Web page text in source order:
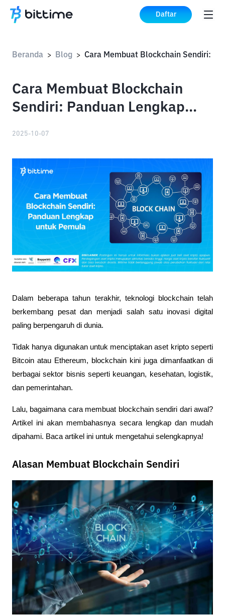
Daftar
Beranda > Blog >
Cara Membuat Blockchain
Sendiri: Panduan Lengkap
2025-10-07
Dalam beberapa tahun terakhir, teknologi blockchain telah
berkembang pesat dan menjadi salah satu inovasi digital
paling berpengaruh di dunia.
Tidak hanya digunakan untuk menciptakan aset kripto seperti
Bitcoin atau Ethereum, blockchain kini juga dimanfaatkan di
berbagai sektor bisnis seperti keuangan, kesehatan, logistik,
dan pemerintahan.
Lalu, bagaimana cara membuat blockchain sendiri dari awal?
Artikel ini akan membahasnya secara lengkap dan mudah
dipahami. Baca artikel ini untuk mengetahui selengkapnya!
Alasan Membuat Blockchain Sendiri